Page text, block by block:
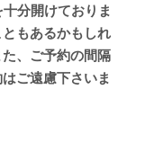
分開けておりま
もあるかもしれ
、ご予約の間隔
ご遠慮下さいま